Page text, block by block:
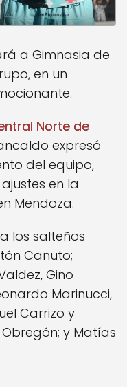
a Gimnasia de
en un
Norte de
expresó
del equipo,
en la
Mendoza.
los salteños
Canuto;
Gino
Marinucci,
Carrizo y
y Matías